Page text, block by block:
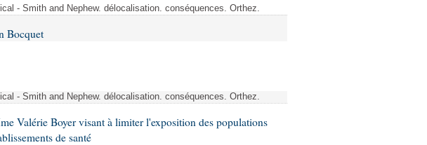
- Smith and Nephew. délocalisation. conséquences. Orthez.
Bocquet
- Smith and Nephew. délocalisation. conséquences. Orthez.
Valérie Boyer visant à limiter l'exposition des populations
de santé